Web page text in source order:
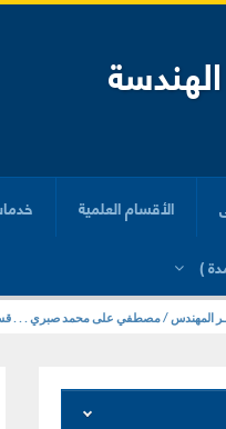
الأقسام العلمية
)
المهندس / مصطفي على محمد صبري . . .